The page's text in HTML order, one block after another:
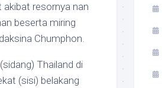
resornya nan
beserta miring
Chumphon.
Thailand di
(sisi) belakang